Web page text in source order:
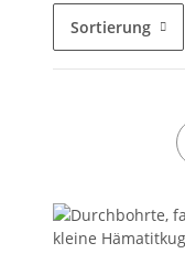
Sortierung